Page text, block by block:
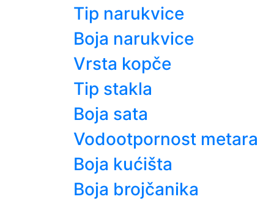
Tip narukvice
Boja narukvice
Vrsta kopče
Tip stakla
Boja sata
Vodootpornost metara
Boja kućišta
Boja brojčanika